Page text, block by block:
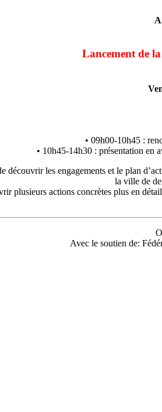
Lancement de
• 09h00-10h45 :
• 10h45-14h30 : présentation en
découvrir les engagements et le plan
la ville de
plusieurs actions concrètes plus en
Avec le soutien de: